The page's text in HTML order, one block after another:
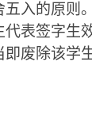
入的原则
表签字生
废除该学